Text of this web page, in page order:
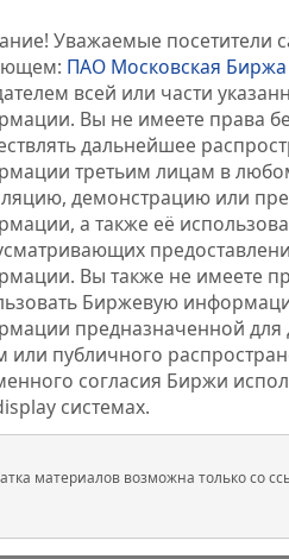
Уважаемые посетители
ПАО Московская Биржа
всей или части
Вы не имеете права
дальнейшее
третьим лицам в
демонстрацию или
а также её
Вы также не имеете
Биржевую
предназначенной для
или публичного
согласия Биржи
системах.
материалов возможна только со